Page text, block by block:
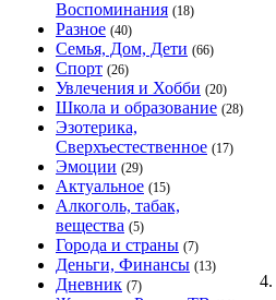
Воспоминания (18)
Разное (40)
Семья, Дом, Дети (66)
Спорт (26)
Увлечения и Хобби (20)
Школа и образование (28)
Эзотерика,
Сверхъестественное (17)
Эмоции (29)
Актуальное (15)
Алкоголь, табак,
вещества (5)
Города и страны (7)
Деньги, Финансы (13)
Дневник (7) 4.